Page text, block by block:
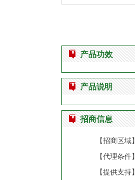
产品功效
产品说明
招商信息
【招商区域】
【代理条件】
【提供支持】